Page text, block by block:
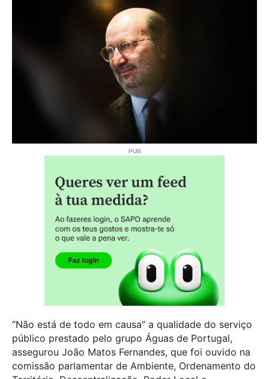
“Não está de todo em causa” a qualidade do serviço
público prestado pelo grupo Águas de Portugal,
assegurou João Matos Fernandes, que foi ouvido na
comissão parlamentar de Ambiente, Ordenamento do